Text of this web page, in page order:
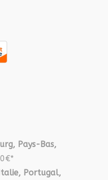
Pays-Bas,
Italie, Portugal,